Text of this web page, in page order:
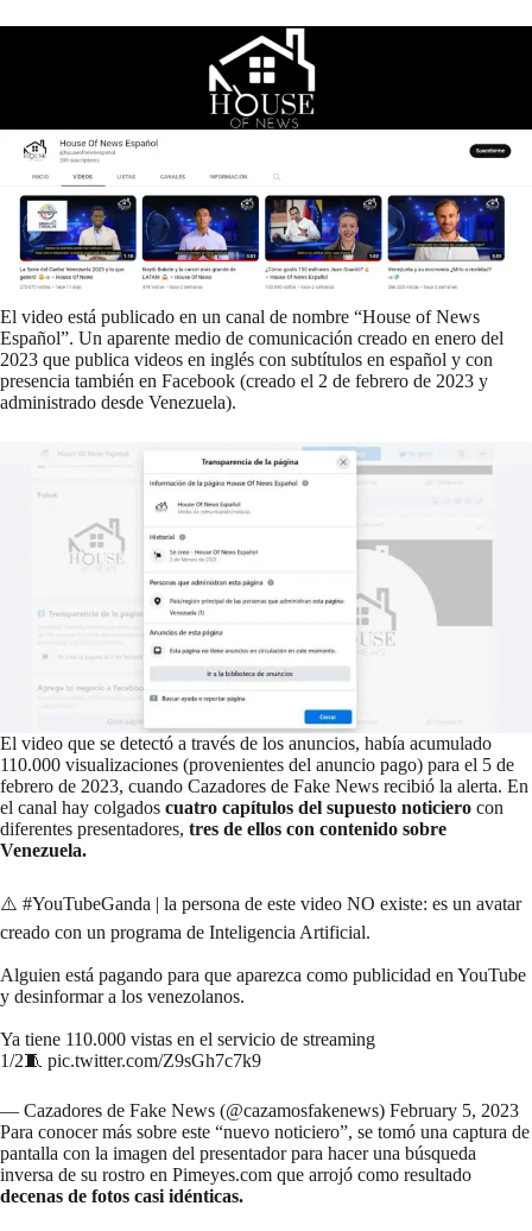
El video está publicado en un canal de nombre “House of News
Español”. Un aparente medio de comunicación creado en enero del
2023 que publica videos en inglés con subtítulos en español y con
presencia también en Facebook (creado el 2 de febrero de 2023 y
administrado desde Venezuela).
El video que se detectó a través de los anuncios, había acumulado
110.000 visualizaciones (provenientes del anuncio pago) para el 5 de
febrero de 2023, cuando Cazadores de Fake News recibió la alerta. En
el canal hay colgados cuatro capítulos del supuesto noticiero con
diferentes presentadores, tres de ellos con contenido sobre
Venezuela.
⚠️ #YouTubeGanda | la persona de este video NO existe: es un avatar
creado con un programa de Inteligencia Artificial.
Alguien está pagando para que aparezca como publicidad en YouTube
y desinformar a los venezolanos.
Ya tiene 110.000 vistas en el servicio de streaming
1/2🧵 pic.twitter.com/Z9sGh7c7k9
— Cazadores de Fake News (@cazamosfakenews) February 5, 2023
Para conocer más sobre este “nuevo noticiero”, se tomó una captura de
pantalla con la imagen del presentador para hacer una búsqueda
inversa de su rostro en Pimeyes.com que arrojó como resultado
decenas de fotos casi idénticas.